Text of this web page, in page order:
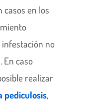
casos en los
no
En caso
realizar
pediculosis,